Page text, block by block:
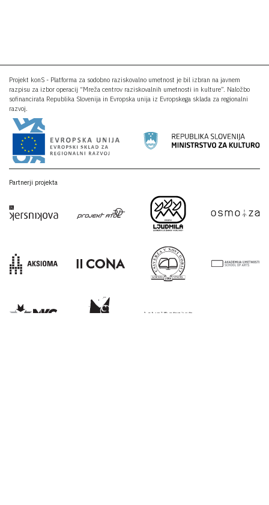
Projekt konS - Platforma za sodobno raziskovalno umetnost je bil izbran na javnem
razpisu za izbor operacij “Mreža centrov raziskovalnih umetnosti in kulture”. Naložbo
sofinancirata Republika Slovenija in Evropska unija iz Evropskega sklada za regionalni
razvoj.
Partnerji projekta